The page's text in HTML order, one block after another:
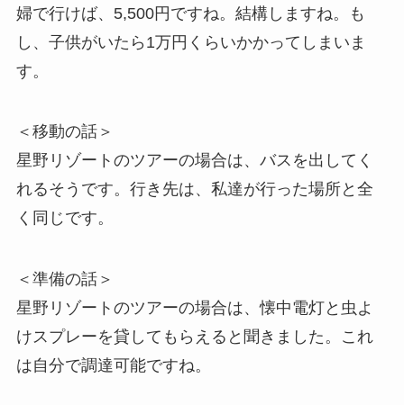
婦で行けば、5,500円ですね。結構しますね。も
し、子供がいたら1万円くらいかかってしまいま
す。
＜移動の話＞
星野リゾートのツアーの場合は、バスを出してく
れるそうです。行き先は、私達が行った場所と全
く同じです。
＜準備の話＞
星野リゾートのツアーの場合は、懐中電灯と虫よ
けスプレーを貸してもらえると聞きました。これ
は自分で調達可能ですね。